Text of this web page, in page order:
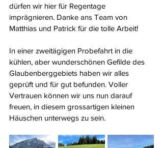
dürfen wir hier für Regentage
imprägnieren. Danke ans Team von
Matthias und Patrick für die tolle Arbeit!
In einer zweitägigen Probefahrt in die
kühlen, aber wunderschönen Gefilde des
Glaubenberggebiets haben wir alles
geprüft und für gut befunden. Voller
Vertrauen können wir uns nun darauf
freuen, in diesem grossartigen kleinen
Häuschen unterwegs zu sein.